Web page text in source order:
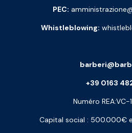
PEC:
Whistleblowing:
+39 0163
Numéro
Capital social : 500.000€